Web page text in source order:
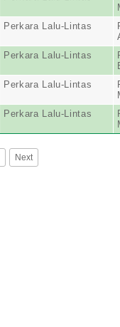
Perkara Lalu-Lintas
Perkara Lalu-Lintas
Perkara Lalu-Lintas
Perkara Lalu-Lintas
Next